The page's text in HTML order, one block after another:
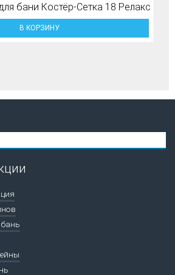
бани Костёр-Сетка 18 Релакс
В КОРЗИНУ